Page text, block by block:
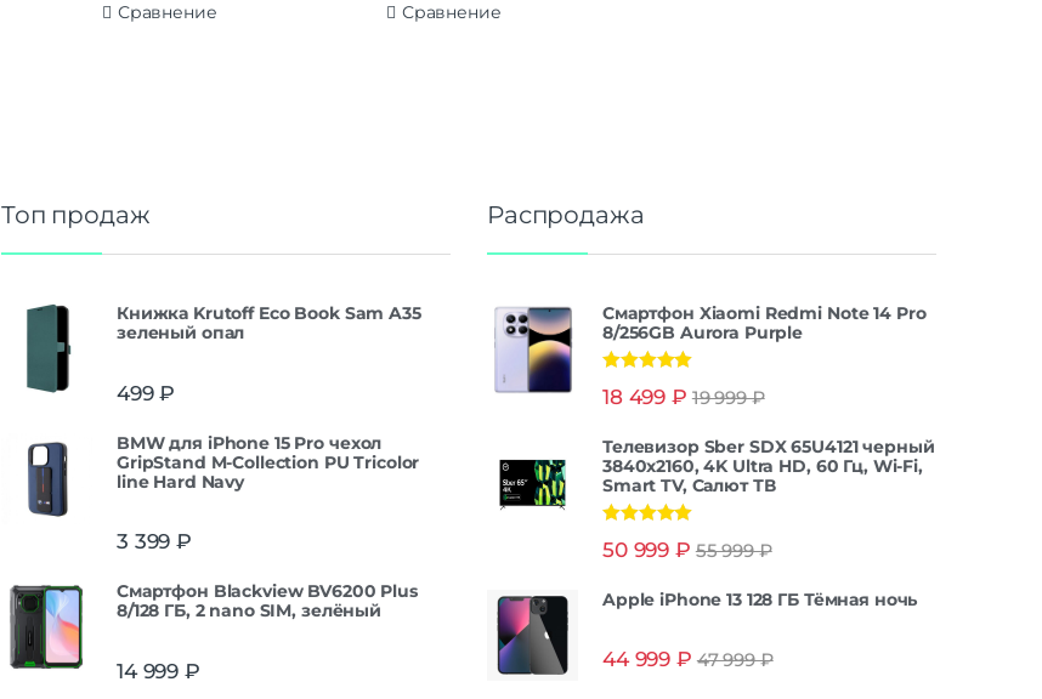
Сравнение Сравнение
Топ продаж
Книжка Krutoff Eco Book Sam A35
зеленый опал
499₽
BMW для iPhone 15 Pro чехол
GripStand M-Collection PU Tricolor
line Hard Navy
3 399 ₽
Смартфон Blackview BV6200 Plus
8/128 ГБ, 2 nano SIM, зелёный
14 999 ₽
Распродажа
Смартфон Xiaomi Redmi Note 14 Pro
8/256GB Aurora Purple
из 5
18 499 ₽ 19 999₽
Телевизор Sber SDX 65U4121 черный
3840x2160, 4K Ultra HD, 60 Гц, Wi-Fi,
Smart TV, Салют ТВ
из 5
50 999 ₽ 55 999₽
Apple iPhone 13 128 ГБ Тёмная ночь
44 999 ₽ 47 999₽